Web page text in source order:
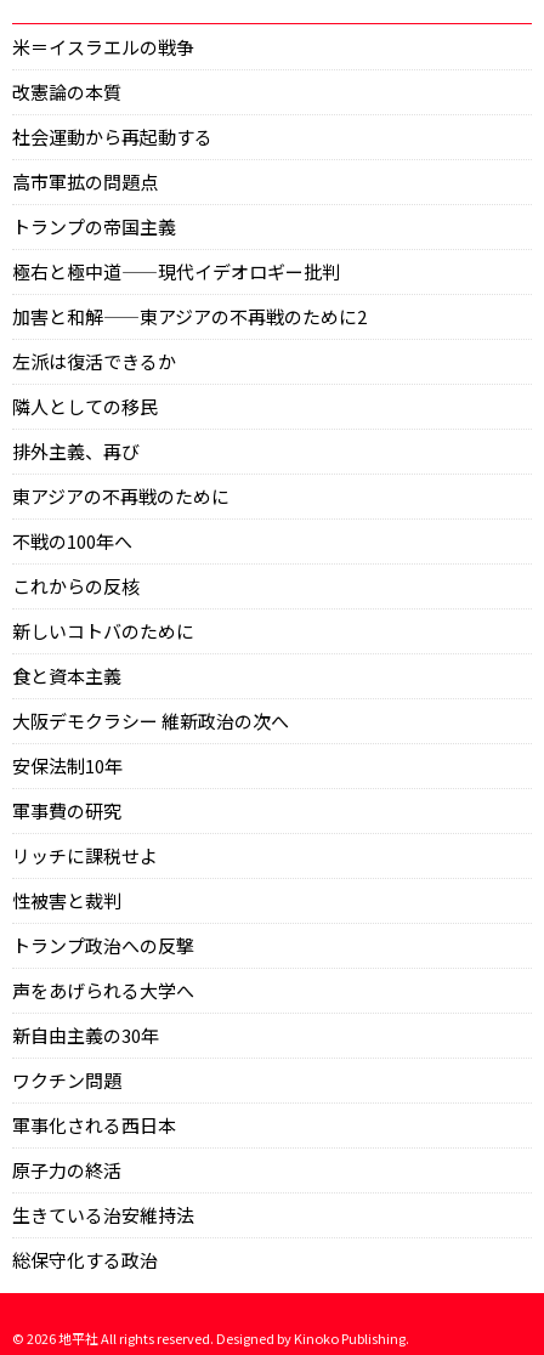
米＝イスラエルの戦争
改憲論の本質
社会運動から再起動する
高市軍拡の問題点
トランプの帝国主義
極右と極中道——現代イデオロギー批判
加害と和解——東アジアの不再戦のために2
左派は復活できるか
隣人としての移民
排外主義、再び
東アジアの不再戦のために
不戦の100年へ
これからの反核
新しいコトバのために
食と資本主義
大阪デモクラシー 維新政治の次へ
安保法制10年
軍事費の研究
リッチに課税せよ
性被害と裁判
トランプ政治への反撃
声をあげられる大学へ
新自由主義の30年
ワクチン問題
軍事化される西日本
原子力の終活
生きている治安維持法
総保守化する政治
©2026地平社 All rights reserved. Designed byKinoko Publishing.